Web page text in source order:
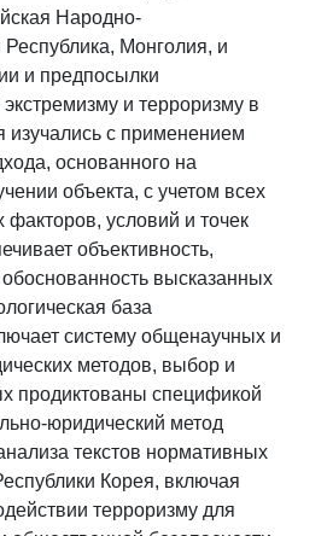
Народно-
Монголия, и
и предпосылки
и терроризму в
изучались с применением
основанного на
объекта, с учетом всех
факторов, условий и точек
объективность,
высказанных
база
систему общенаучных и
методов, выбор и
продиктованы спецификой
юридический метод
текстов нормативных
Корея, включая
терроризму для